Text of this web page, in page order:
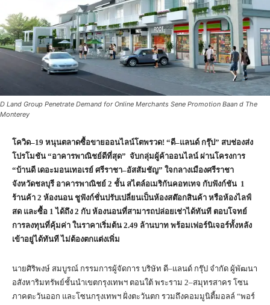
D Land Group Penetrate Demand for Online Merchants Sene Promotion Baan d The
Monterey
โควิด–19 หนุนตลาดซื้อขายออนไลน์โตพรวด! “ดี–แลนด์ กรุ๊ป” สบช่องส่ง
โปรโมชัน “อาคารพาณิชย์ดีที่สุด” จับกลุ่มผู้ค้าออนไลน์ ผ่านโครงการ
“บ้านดี เดอะมอนเทอเรย์ ศรีราชา–อัสสัมชัญ” ใจกลางเมืองศรีราชา
จังหวัดชลบุรี อาคารพาณิชย์ 2 ชั้น สไตล์อเมริกันคอทเทจ กับฟังก์ชัน 1
ร้านค้า 2 ห้องนอน ชูฟังก์ชั่นปรับเปลี่ยนเป็นห้องสต๊อกสินค้า หรือห้องไลฟ์
สด และซื้อ 1 ได้ถึง 2 กับ ห้องนอนที่สามารถปล่อยเช่าได้ทันที ตอบโจทย์
การลงทุนที่คุ้มค่า ในราคาเริ่มต้น 2.49 ล้านบาท พร้อมเฟอร์นิเจอร์ทั้งหลัง
เข้าอยู่ได้ทันที ไม่ต้องตกแต่งเพิ่ม
นายศิริพงษ์ สมบูรณ์ กรรมการผู้จัดการ บริษัท ดี–แลนด์ กรุ๊ป จำกัด ผู้พัฒนา
อสังหาริมทรัพย์ชั้นนำเขตกรุงเทพฯ ตอนใต้ พระราม 2–สมุทรสาคร โซน
ภาคตะวันออก และโซนกรุงเทพฯ ฝั่งตะวันตก รวมถึงคอมมูนิตี้มอลล์ “พอร์